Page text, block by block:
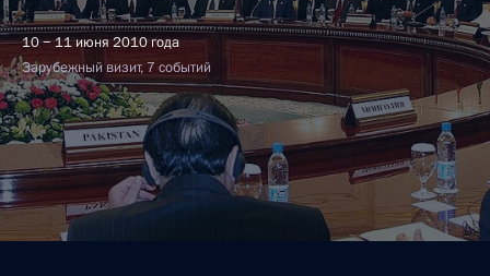
10 − 11 июня 2010 года
Зарубежный визит, 7 событий